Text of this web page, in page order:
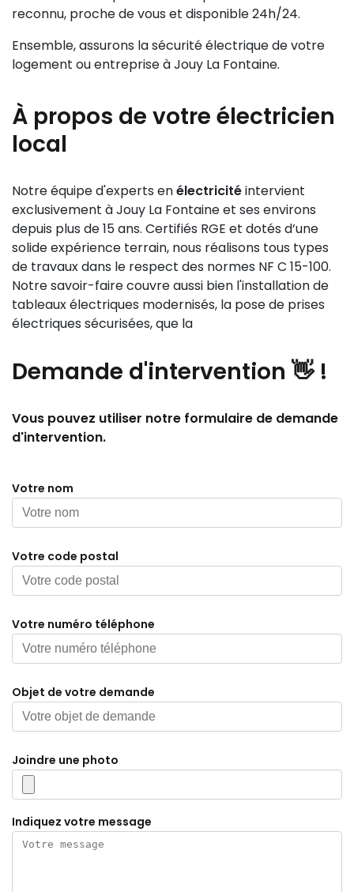
reconnu, proche de vous et disponible 24h/24.
Ensemble, assurons la sécurité électrique de votre
logement ou entreprise à Jouy La Fontaine.
À propos de votre électricien
local
Notre équipe d'experts enélectricitéintervient
exclusivement à Jouy La Fontaine et ses environs
depuis plus de 15 ans. Certifiés RGE et dotés d’une
solide expérience terrain, nous réalisons tous types
de travaux dans le respect des normes NF C 15-100.
Notre savoir-faire couvre aussi bien l'installation de
tableaux électriques modernisés, la pose de prises
électriques sécurisées, que la
Demande d'intervention 👋 !
Vous pouvez utiliser notre formulaire de demande
d'intervention.
Votre nom
Votre code postal
Votre numéro téléphone
Objet de votre demande
Joindre une photo
Indiquez votre message